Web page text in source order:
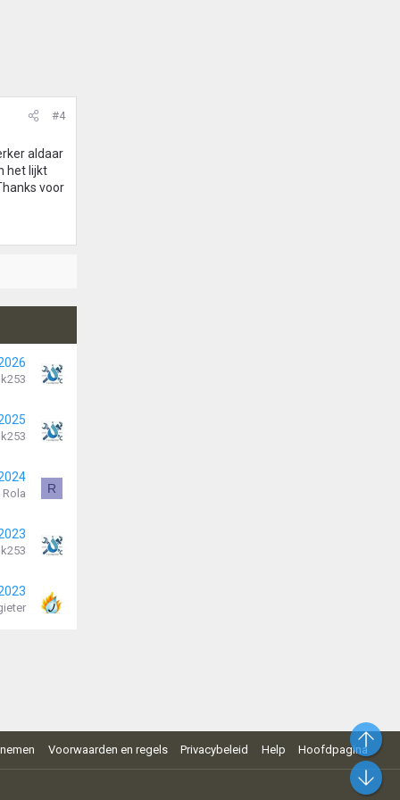
#4
aldaar
het lijkt
voor
Rola R
Voorwaarden en regels Privacybeleid Help Hoofdpagina